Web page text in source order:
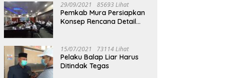
29/09/2021 85693 Lihat
Pemkab Mura Persiapkan
Konsep Rencana Detail
15/07/2021 73114 Lihat
Pelaku Balap Liar Harus
Ditindak Tegas